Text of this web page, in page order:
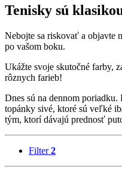
Tenisky sú
Nebojte sa riskovať a objavte
po vašom boku.
Ukážte svoje skutočné farby,
rôznych farieb!
Dnes sú na dennom
topánky sivé, ktoré sú veľké
tým, ktorí dávajú prednosť
Filter2